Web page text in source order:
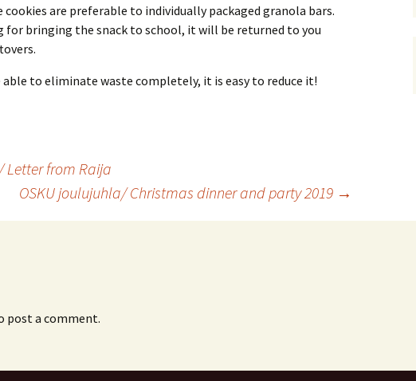
cookies are preferable to individually packaged granola bars.
for bringing the snack to school, it will be returned to you
to eliminate waste completely, it is easy to reduce it!
Letter from Raija
OSKU joulujuhla/ Christmas dinner and party 2019 →
post a comment.